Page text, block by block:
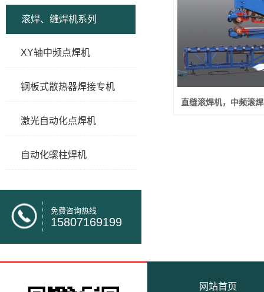
滚焊、缝焊机系列
XY轴中频点焊机
钢板式散热器焊接专机
激光自动化点焊机
自动化螺柱焊机
免费咨询热线
15807169199
直缝滚焊机，中频滚
网站首页